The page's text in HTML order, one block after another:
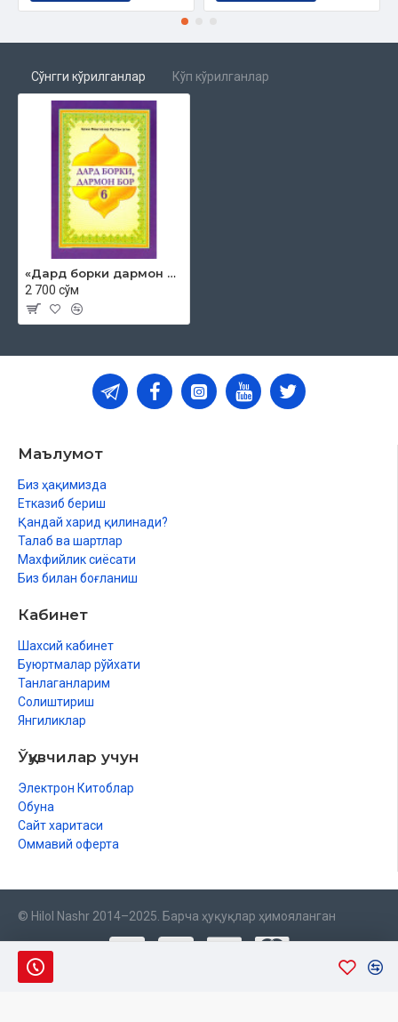
Сўнгги кўрилганлар Кўп кўрилганлар
«Дард борки дармон бор 6»
2 700 сўм
Маълумот
Биз ҳақимизда
Етказиб бериш
Қандай харид қилинади?
Талаб ва шартлар
Махфийлик сиёсати
Биз билан боғланиш
Кабинет
Шахсий кабинет
Буюртмалар рўйхати
Танлаганларим
Солиштириш
Янгиликлар
Ўқувчилар учун
Электрон Китоблар
Обуна
Сайт харитаси
Оммавий оферта
© Hilol Nashr 2014–2025. Барча ҳуқуқлар ҳимояланган